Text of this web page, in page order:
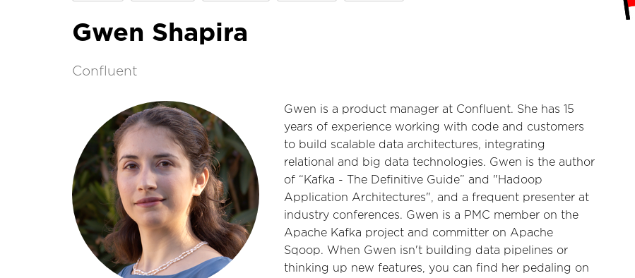
Gwen Shapira
Confluent
Gwen is a product manager at Confluent. She has 15
years of experience working with code and customers
to build scalable data architectures, integrating
relational and big data technologies. Gwen is the author
of “Kafka - The Definitive Guide” and "Hadoop
Application Architectures", and a frequent presenter at
industry conferences. Gwen is a PMC member on the
Apache Kafka project and committer on Apache
Sqoop. When Gwen isn't building data pipelines or
thinking up new features, you can find her pedaling on